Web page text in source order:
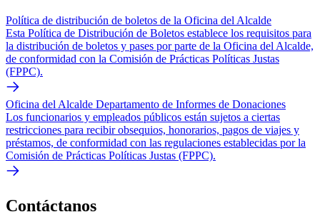
Política de distribución de boletos de la Oficina del Alcalde
Esta Política de Distribución de Boletos establece los requisitos para
la distribución de boletos y pases por parte de la Oficina del Alcalde,
de conformidad con la Comisión de Prácticas Políticas Justas
(FPPC).
Oficina del Alcalde Departamento de Informes de Donaciones
Los funcionarios y empleados públicos están sujetos a ciertas
restricciones para recibir obsequios, honorarios, pagos de viajes y
préstamos, de conformidad con las regulaciones establecidas por la
Comisión de Prácticas Políticas Justas (FPPC).
Contáctanos